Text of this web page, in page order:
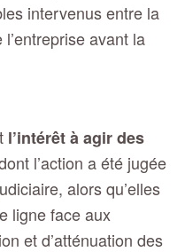
intervenus entre la
avant la
l’intérêt à agir des
l’action a été jugée
alors qu’elles
ligne face aux
et d’atténuation des